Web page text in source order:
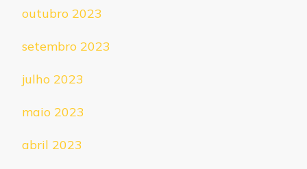
outubro 2023
setembro 2023
julho 2023
maio 2023
abril 2023